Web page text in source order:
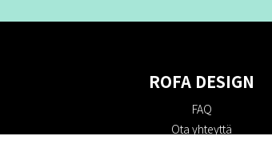
ROFA DESIGN
FAQ
Ota yhteyttä